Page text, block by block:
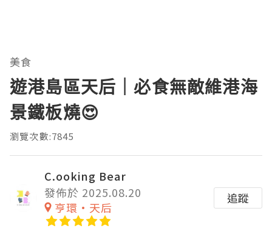
美食
遊港島區天后｜必食無敵維港海
景鐵板燒😍
瀏覽次數:7845
C.ooking Bear
發佈於 2025.08.20
亨環·天后
追蹤